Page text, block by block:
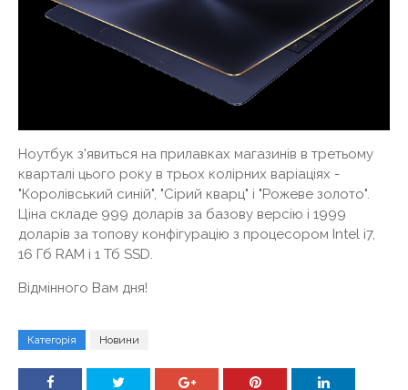
Ноутбук з'явиться на прилавках магазинів в третьому
кварталі цього року в трьох колірних варіаціях -
"Королівський синій", "Сірий кварц" і "Рожеве золото".
Ціна складе 999 доларів за базову версію і 1999
доларів за топову конфігурацію з процесором Intel i7,
16 Гб RAM і 1 Тб SSD.
Відмінного Вам дня!
Категорія Новини